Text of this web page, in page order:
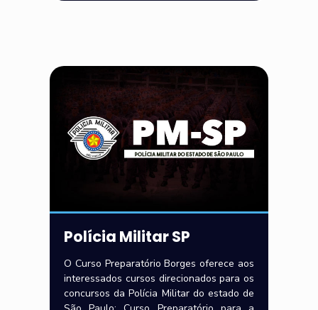
Polícia Militar SP
O Curso Preparatório Borges oferece aos
interessados cursos direcionados para os
concursos da Polícia Militar do estado de